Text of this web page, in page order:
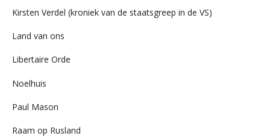
Kirsten Verdel (kroniek van de staatsgreep in de VS)
Land van ons
Libertaire Orde
Noelhuis
Paul Mason
Raam op Rusland